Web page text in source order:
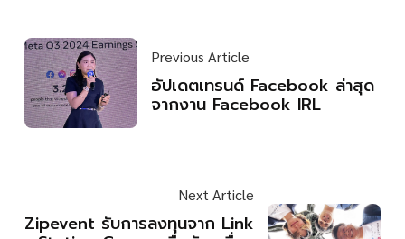
Previous Article
อัปเดตเทรนด์ Facebook ล่าสุด
จากงาน Facebook IRL
Next Article
Zipevent รับการลงทุนจาก Link